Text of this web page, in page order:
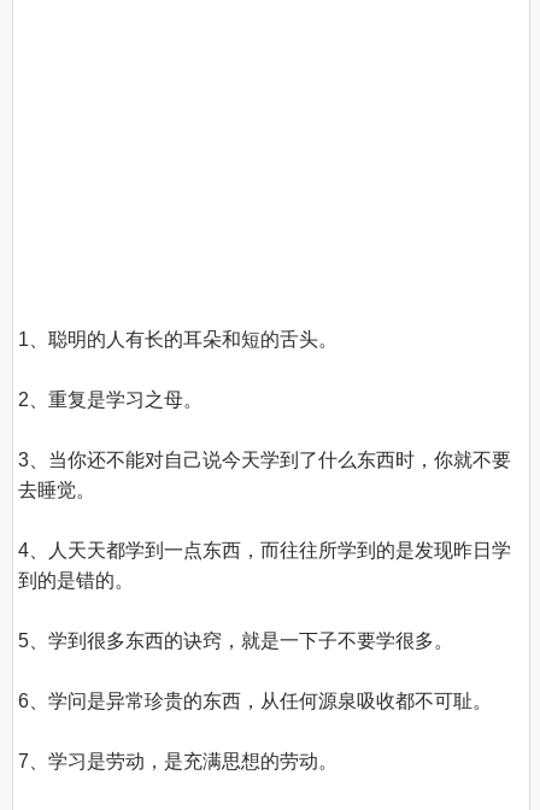
1、聪明的人有长的耳朵和短的舌头。
2、重复是学习之母。
3、当你还不能对自己说今天学到了什么东西时，你就不要
去睡觉。
4、人天天都学到一点东西，而往往所学到的是发现昨日学
到的是错的。
5、学到很多东西的诀窍，就是一下子不要学很多。
6、学问是异常珍贵的东西，从任何源泉吸收都不可耻。
7、学习是劳动，是充满思想的劳动。